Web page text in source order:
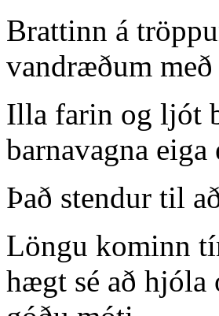
Brattinn á
vandræðum
Illa farin og ljót
barnavagna
Það stendur til
Löngu kominn
hægt sé að hjóla